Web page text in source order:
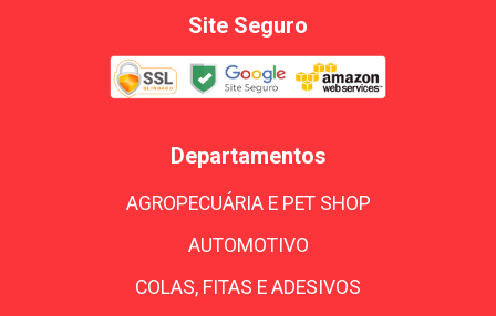
Site Seguro
Departamentos
AGROPECUÁRIA E PET SHOP
AUTOMOTIVO
COLAS, FITAS E ADESIVOS